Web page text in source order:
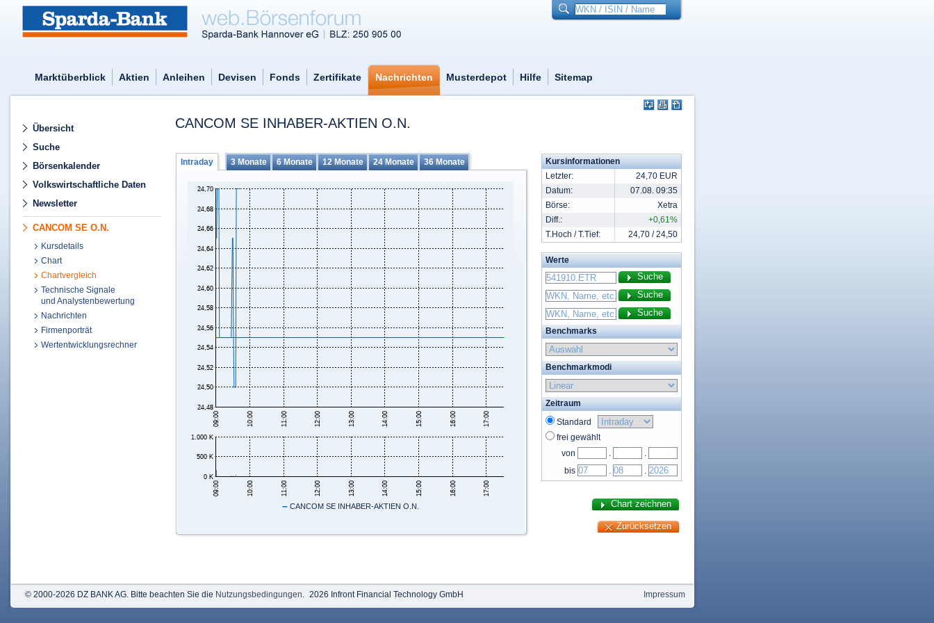
Marktüberblick Aktien Anleihen Devisen Fonds Zertifikate Nachrichten Musterdepot Hilfe Sitemap
Übersicht
Suche
Börsenkalender
Volkswirtschaftliche Daten
Newsletter
CANCOM SE O.N.
Kursdetails
Chart
Chartvergleich
Technische Signale
und Analystenbewertung
Nachrichten
Firmenporträt
Wertentwicklungsrechner
CANCOM SE INHABER-AKTIEN O.N.
Intraday 3 Monate 6 Monate 12 Monate 24 Monate 36 Monate
–CANCOM SE INHABER-AKTIEN O.N.
Kursinformationen
Letzter:
24,70 EUR
Datum:
07.08. 09:35
Börse:
Xetra
Diff.:
+0,61%
T.Hoch / T.Tief:
24,70 / 24,50
Werte
Benchmarks
Benchmarkmodi
Zeitraum
Standard
frei gewählt
von
.
.
bis
. .
© 2000-2026 DZ BANK AG. Bitte beachten Sie die Nutzungsbedingungen. 2026 Infront Financial Technology GmbH Impressum